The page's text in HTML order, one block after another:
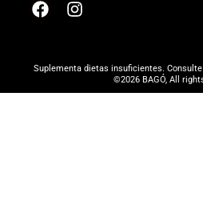
Suplementa dietas insuficientes.
©2026 BAGÓ, All